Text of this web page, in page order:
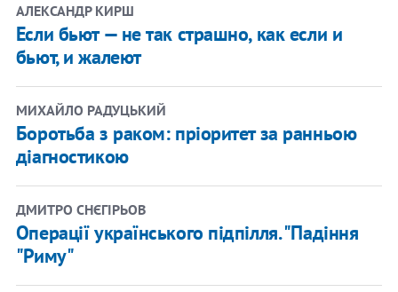
АЛЕКСАНДР КИРШ
Если бьют — не так страшно, как если и
бьют, и жалеют
МИХАЙЛО РАДУЦЬКИЙ
Боротьба з раком: пріоритет за ранньою
діагностикою
ДМИТРО СНЄГІРЬОВ
Операції українського підпілля. "Падіння
"Риму"